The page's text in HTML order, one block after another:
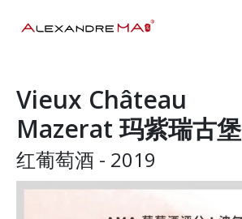
Vieux Château
Mazerat 玛紫瑞古堡
红葡萄酒 - 2019